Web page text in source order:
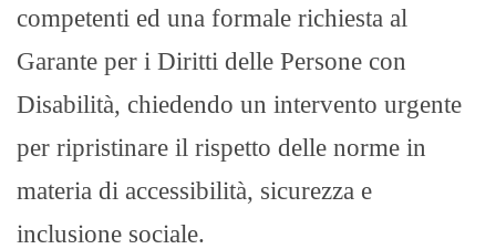
competenti ed una formale richiesta al
Garante per i Diritti delle Persone con
Disabilità, chiedendo un intervento urgente
per ripristinare il rispetto delle norme in
materia di accessibilità, sicurezza e
inclusione sociale.